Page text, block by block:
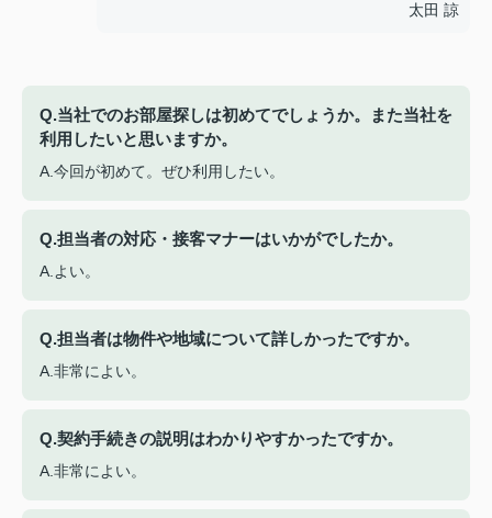
太田 諒
Q.当社でのお部屋探しは初めてでしょうか。また当社を
利用したいと思いますか。
A.今回が初めて。ぜひ利用したい。
Q.担当者の対応・接客マナーはいかがでしたか。
A.よい。
Q.担当者は物件や地域について詳しかったですか。
A.非常によい。
Q.契約手続きの説明はわかりやすかったですか。
A.非常によい。